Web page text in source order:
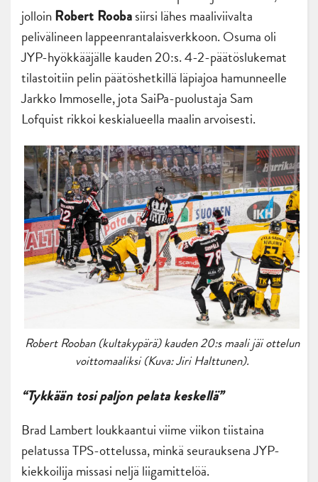
jolloinRobert Roobasiirsi lähes maaliviivalta
pelivälineen lappeenrantalaisverkkoon. Osuma oli
JYP-hyökkääjälle kauden 20:s. 4-2-päätöslukemat
tilastoitiin pelin päätöshetkillä läpiajoa hamunneelle
Jarkko Immoselle, jota SaiPa-puolustaja Sam
Lofquist rikkoi keskialueella maalin arvoisesti.
Robert Rooban (kultakypärä) kauden 20:s maali jäi ottelun
voittomaaliksi (Kuva: Jiri Halttunen).
“Tykkään tosi paljon pelata keskellä”
Brad Lambert loukkaantui viime viikon tiistaina
pelatussa TPS-ottelussa, minkä seurauksena JYP-
kiekkoilija missasi neljä liigamittelöä.